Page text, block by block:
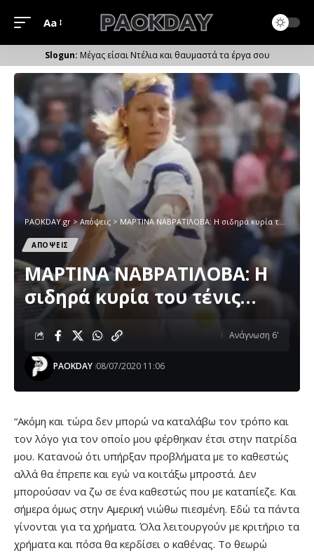
Μέγεθος
Γραμματοσειράς
Aa
Μέγας είσαι Ντέλια και θαυμαστά τα έργα σου
PAOKDAY.gr >Απόψεις >ΜΑΡΤΙΝΑ ΝΑΒΡΑΤΙΛΟΒΑ: Η σιδηρά κυρία του τένις…
ΑΠΟΨΕΙΣ
ΜΑΡΤΙΝΑ ΝΑΒΡΑΤΙΛΟΒΑ: Η
σιδηρά κυρία του τένις…
PAOKDAY 08/07/2020 11:06
Ανάγνωση 6'
“Ακόμη και τώρα δεν μπορώ να καταλάβω τον τρόπο και
τον λόγο για τον οποίο μου φέρθηκαν έτσι στην πατρίδα
μου. Κατανοώ ότι υπήρξαν προβλήματα με το καθεστώς
αλλά θα έπρεπε και εγώ να κοιτάξω μπροστά. Δεν
μπορούσαν να ζω σε ένα καθεστώς που με καταπίεζε. Και
σήμερα όμως στην Αμερική νιώθω πιεσμένη. Εδώ τα πάντα
γίνονται για τα χρήματα. Όλα λειτουργούν με κριτήριο τα
χρήματα και πόσα θα κερδίσει ο καθένας. Το θεωρώ